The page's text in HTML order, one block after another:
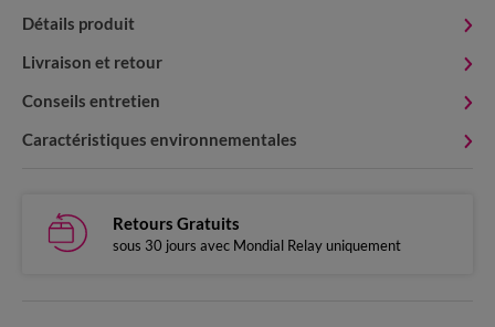
Détails produit
Livraison et retour
Conseils entretien
Caractéristiques environnementales
Retours Gratuits
sous 30 jours avec Mondial Relay uniquement